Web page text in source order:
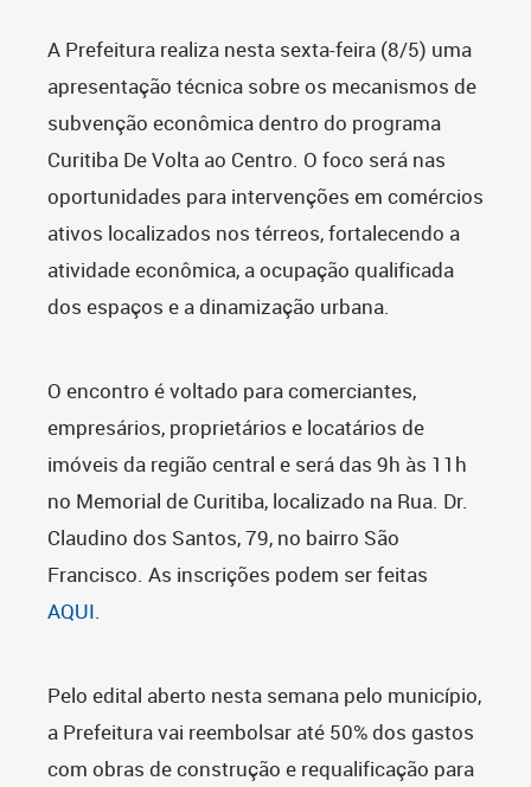
A Prefeitura realiza nesta sexta-feira (8/5) uma
apresentação técnica sobre os mecanismos de
subvenção econômica dentro do programa
Curitiba De Volta ao Centro. O foco será nas
oportunidades para intervenções em comércios
ativos localizados nos térreos, fortalecendo a
atividade econômica, a ocupação qualificada
dos espaços e a dinamização urbana.
O encontro é voltado para comerciantes,
empresários, proprietários e locatários de
imóveis da região central e será das 9h às 11h
no Memorial de Curitiba, localizado na Rua. Dr.
Claudino dos Santos, 79, no bairro São
Francisco. As inscrições podem ser feitas
AQUI.
Pelo edital aberto nesta semana pelo município,
a Prefeitura vai reembolsar até 50% dos gastos
com obras de construção e requalificação para